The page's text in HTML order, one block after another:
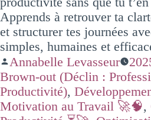
Apprends à retrouver ta
et structurer tes journées
simples, humaines et
Annabelle Levasseur
Brown-out (Déclin :
Productivité),
Motivation au Travail 🚀🧠,